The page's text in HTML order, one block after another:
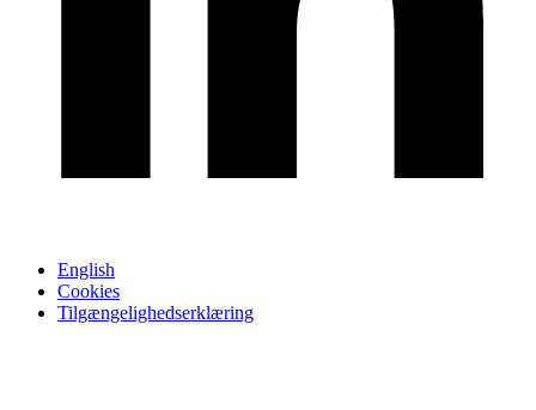
English
Cookies
Tilgængelighedserklæring